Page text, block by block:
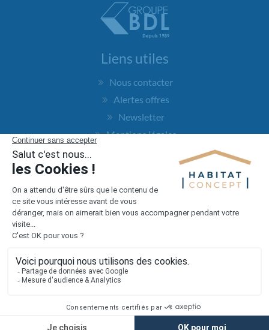
Liens utiles
Nous contacter
Alertes offres
Newsletter
Mentions légales
Accès rapide
Maisons + Terrains
Terrains à vendre
Devis construction maison